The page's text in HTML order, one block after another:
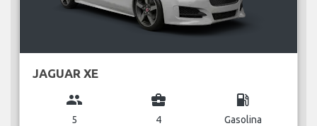
JAGUAR XE
group
5
business_center
4
local_gas_station
Gasolina